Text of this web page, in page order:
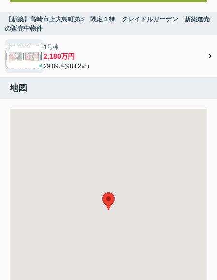
【新築】高崎市上大島町第3 限定１棟 クレイドルガーデン 新築建売
の販売中物件
1号棟
2,180万円
29.89坪(98.82㎡)
地図